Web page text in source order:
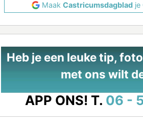
Maak Castricumsdagblad je
Heb je een leuke tip,
met ons wilt
APP ONS! T. 06 -